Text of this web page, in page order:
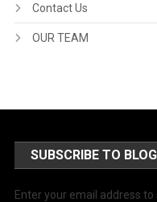
Contact Us
OUR TEAM
SUBSCRIBE TO
Enter your email address